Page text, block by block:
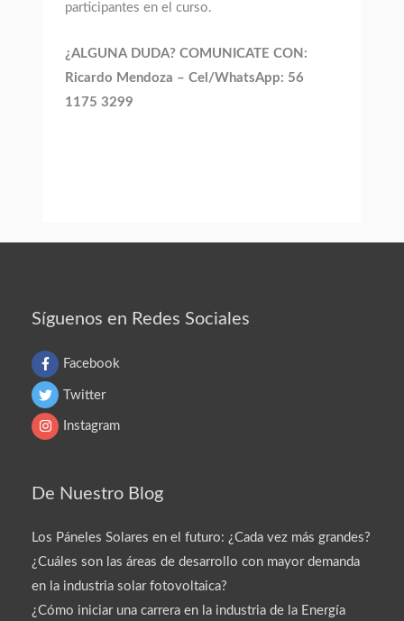
participantes en el curso.
¿ALGUNA DUDA? COMUNICATE CON:
Ricardo Mendoza – Cel/WhatsApp: 56
1175 3299
Síguenos en Redes Sociales
Facebook
Twitter
Instagram
De Nuestro Blog
Los Páneles Solares en el futuro: ¿Cada vez más grandes?
¿Cuáles son las áreas de desarrollo con mayor demanda
en la industria solar fotovoltaica?
¿Cómo iniciar una carrera en la industria de la Energía